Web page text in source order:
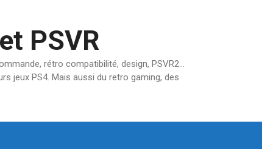
PSVR
rétro compatibilité, design, PSVR2…
jeux PS4. Mais aussi du retro gaming, des